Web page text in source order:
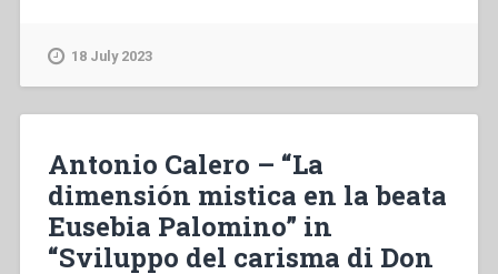
della
SEI”
“Salesiani
Don
Bosco
in
18 July 2023
Antonio Calero – “La
dimensión mistica en la beata
Eusebia Palomino” in
“Sviluppo del carisma di Don